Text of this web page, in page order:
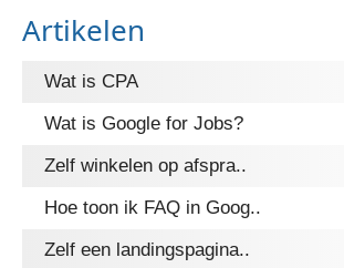
Artikelen
Wat is CPA
Wat is Google for Jobs?
Zelf winkelen op afspra..
Hoe toon ik FAQ in Goog..
Zelf een landingspagina..